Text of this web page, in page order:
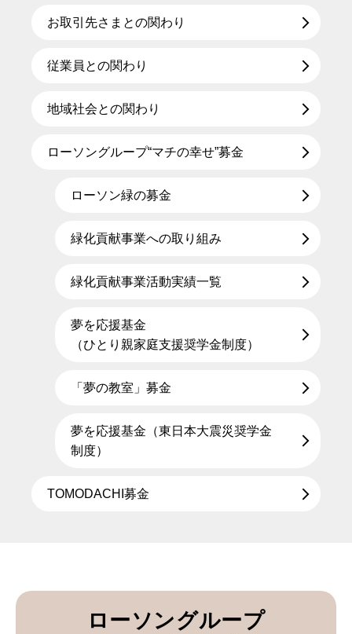
お取引先さまとの関わり
従業員との関わり
地域社会との関わり
ローソングループ“マチの幸せ”募金
ローソン緑の募金
緑化貢献事業への取り組み
緑化貢献事業活動実績一覧
夢を応援基金
（ひとり親家庭支援奨学金制度）
「夢の教室」募金
夢を応援基金（東日本大震災奨学金
制度）
TOMODACHI募金
ローソングループ